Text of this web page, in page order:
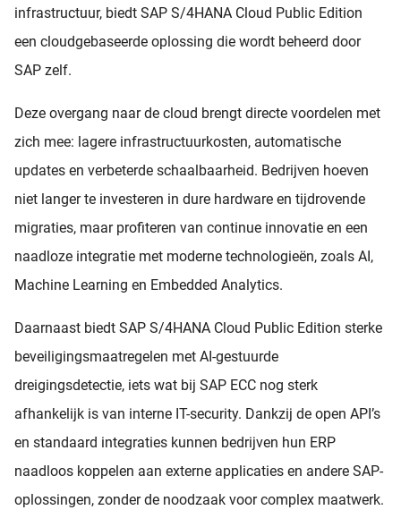
infrastructuur, biedt SAP S/4HANA Cloud Public Edition
een cloudgebaseerde oplossing die wordt beheerd door
SAP zelf.
Deze overgang naar de cloud brengt directe voordelen met
zich mee: lagere infrastructuurkosten, automatische
updates en verbeterde schaalbaarheid. Bedrijven hoeven
niet langer te investeren in dure hardware en tijdrovende
migraties, maar profiteren van continue innovatie en een
naadloze integratie met moderne technologieën, zoals AI,
Machine Learning en Embedded Analytics.
Daarnaast biedt SAP S/4HANA Cloud Public Edition sterke
beveiligingsmaatregelen met AI-gestuurde
dreigingsdetectie, iets wat bij SAP ECC nog sterk
afhankelijk is van interne IT-security. Dankzij de open API’s
en standaard integraties kunnen bedrijven hun ERP
naadloos koppelen aan externe applicaties en andere SAP-
oplossingen, zonder de noodzaak voor complex maatwerk.